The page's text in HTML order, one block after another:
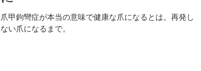
爪甲鉤彎症が本当の意味で健康な爪になるとは。再発し
ない爪になるまで。